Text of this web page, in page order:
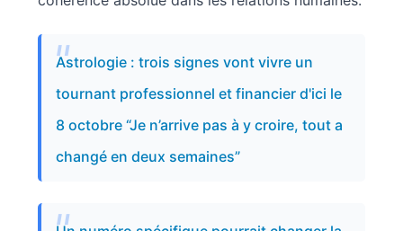
Astrologie : trois signes vont vivre un
tournant professionnel et financier d'ici le
8 octobre “Je n’arrive pas à y croire, tout a
changé en deux semaines”